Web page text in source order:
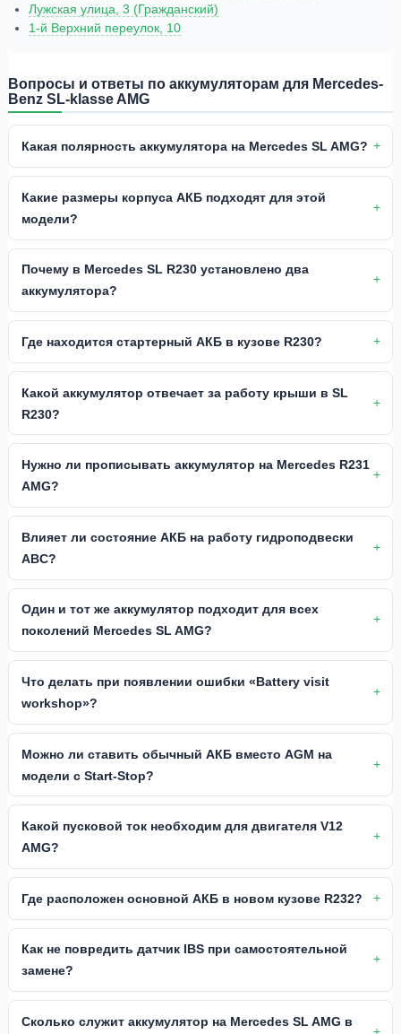
Лужская улица, 3 (Гражданский)
1-й Верхний переулок, 10
Вопросы и ответы по аккумуляторам для Mercedes-
Benz SL-klasse AMG
Какая полярность аккумулятора на Mercedes SL AMG?
Какие размеры корпуса АКБ подходят для этой
модели?
Почему в Mercedes SL R230 установлено два
аккумулятора?
Где находится стартерный АКБ в кузове R230?
Какой аккумулятор отвечает за работу крыши в SL
R230?
Нужно ли прописывать аккумулятор на Mercedes R231
AMG?
Влияет ли состояние АКБ на работу гидроподвески
ABC?
Один и тот же аккумулятор подходит для всех
поколений Mercedes SL AMG?
Что делать при появлении ошибки «Battery visit
workshop»?
Можно ли ставить обычный АКБ вместо AGM на
модели с Start-Stop?
Какой пусковой ток необходим для двигателя V12
AMG?
Где расположен основной АКБ в новом кузове R232?
Как не повредить датчик IBS при самостоятельной
замене?
Сколько служит аккумулятор на Mercedes SL AMG в